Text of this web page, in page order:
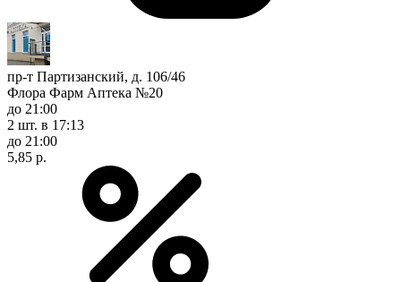
пр-т Партизанский, д. 106/46
Флора Фарм Аптека №20
до 21:00
2 шт. в 17:13
до 21:00
5,85 р.